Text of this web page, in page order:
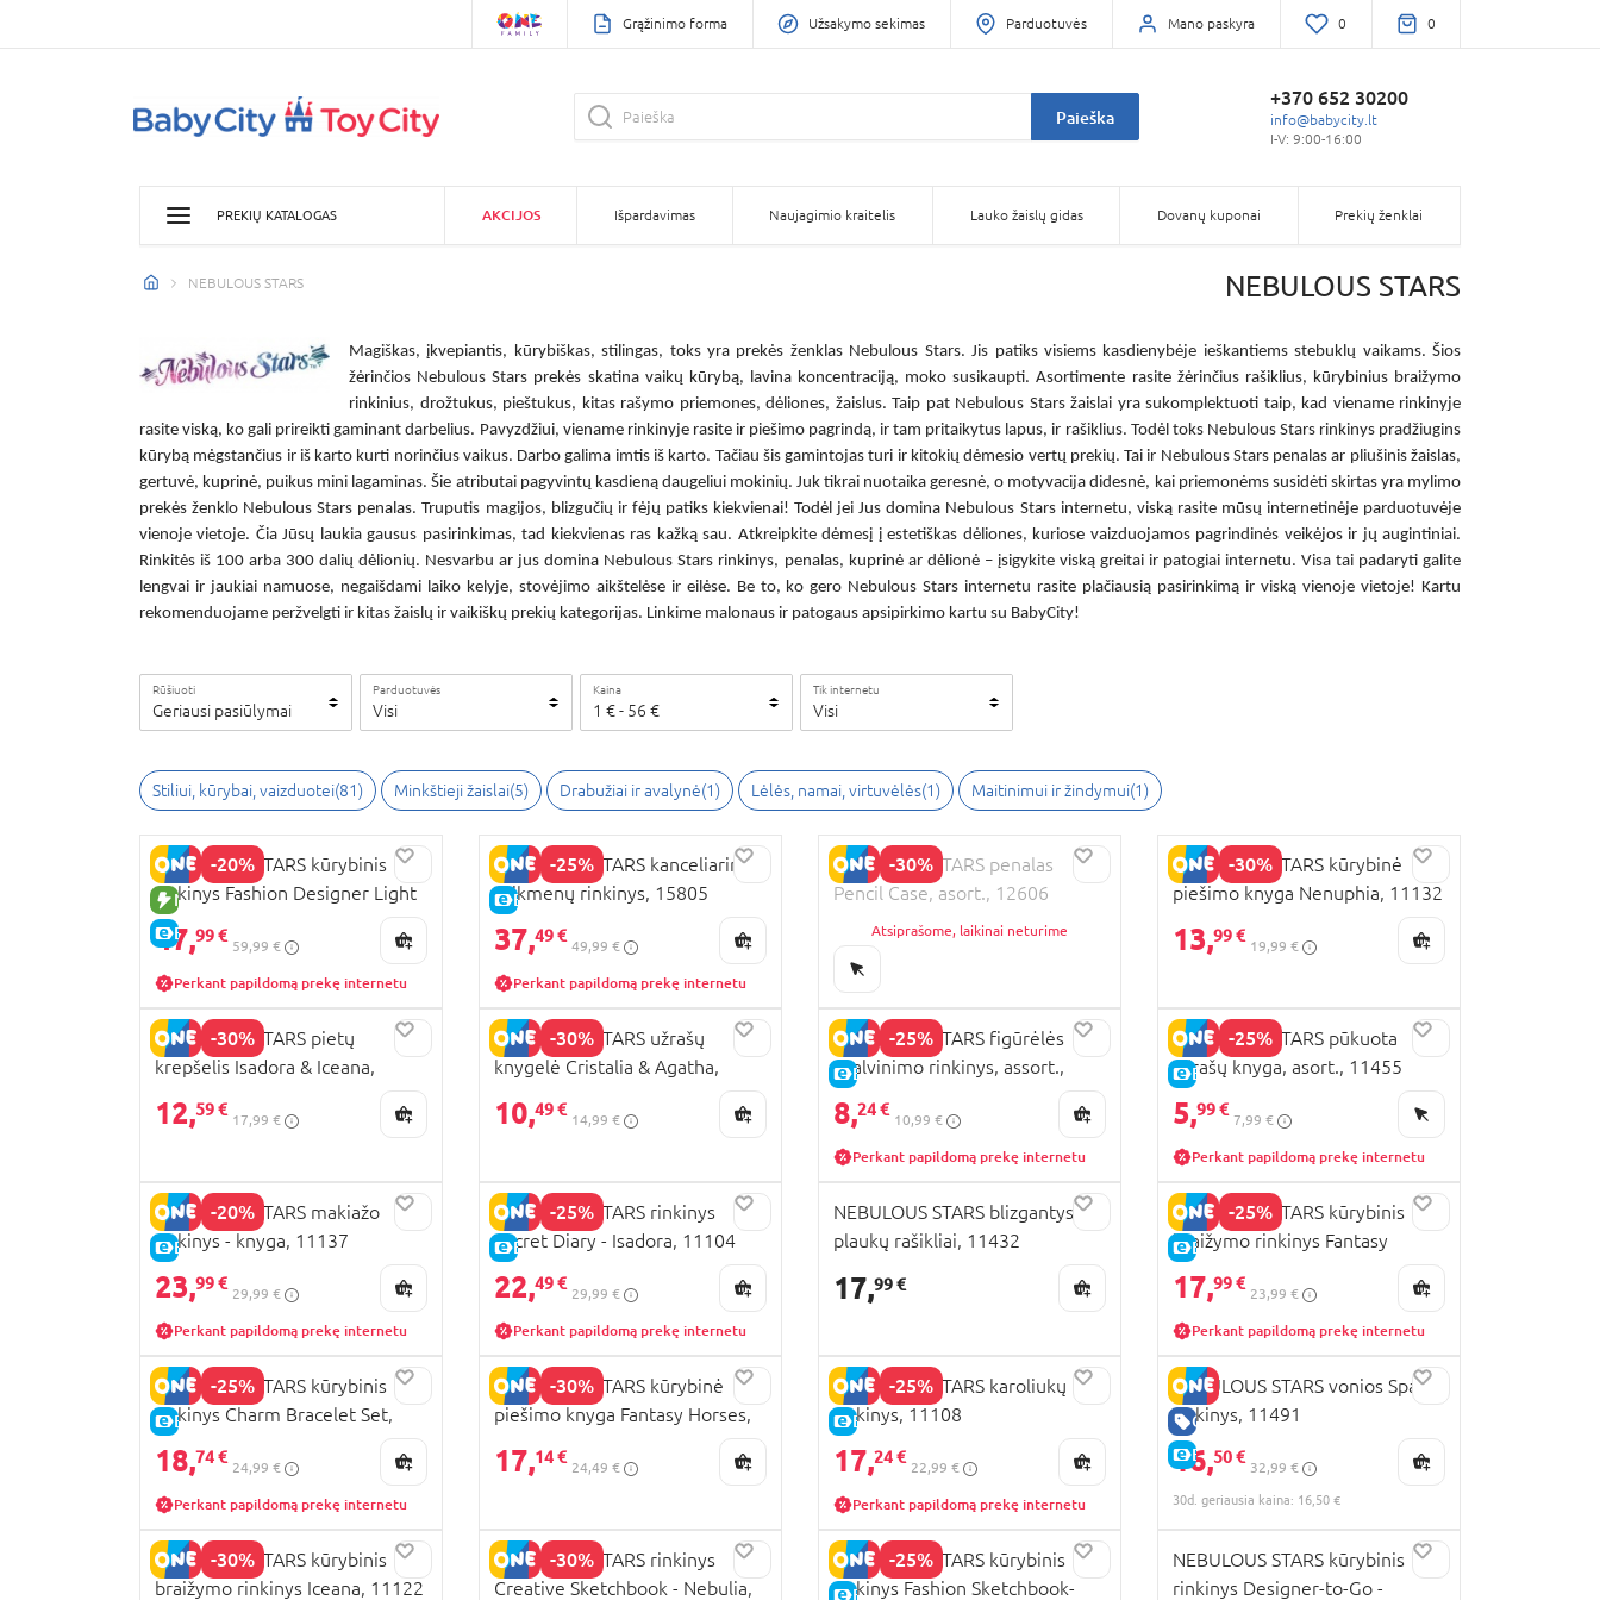
Grąžinimo forma Užsakymo sekimas Parduotuvės Mano paskyra 0 0
Paieška
+370 652 30200
info@babycity.lt
I-V: 9:00-16:00
PREKIŲ KATALOGAS AKCIJOS Išpardavimas Naujagimio kraitelis Lauko žaislų gidas Dovanų kuponai Prekių ženklai
NEBULOUS STARS NEBULOUS STARS
Magiškas, įkvepiantis, kūrybiškas, stilingas, toks yra prekės ženklas Nebulous Stars. Jis patiks visiems kasdienybėje ieškantiems stebuklų vaikams. Šios
žėrinčios Nebulous Stars prekės skatina vaikų kūrybą, lavina koncentraciją, moko susikaupti. Asortimente rasite žėrinčius rašiklius, kūrybinius braižymo
rinkinius, drožtukus, pieštukus, kitas rašymo priemones, dėliones, žaislus. Taip pat Nebulous Stars žaislai yra sukomplektuoti taip, kad viename rinkinyje
rasite viską, ko gali prireikti gaminant darbelius. Pavyzdžiui, viename rinkinyje rasite ir piešimo pagrindą, ir tam pritaikytus lapus, ir rašiklius. Todėl toks Nebulous Stars rinkinyspradžiugins
kūrybą mėgstančius ir iš karto kurti norinčius vaikus. Darbo galima imtis iš karto. Tačiau šis gamintojas turi ir kitokių dėmesio vertų prekių. Tai ir Nebulous Stars penalas ar pliušinis žaislas,
gertuvė, kuprinė, puikus mini lagaminas. Šie atributai pagyvintų kasdieną daugeliui mokinių. Juk tikrai nuotaika geresnė, o motyvacija didesnė, kai priemonėms susidėti skirtas yra mylimo
prekės ženklo Nebulous Stars penalas. Truputis magijos, blizgučių ir fėjų patiks kiekvienai! Todėl jei Jus domina Nebulous Stars internetu, viską rasite mūsų internetinėje parduotuvėje
vienoje vietoje. Čia Jūsų laukia gausus pasirinkimas, tad kiekvienas ras kažką sau. Atkreipkite dėmesį į estetiškas dėliones, kuriose vaizduojamos pagrindinės veikėjos ir jų augintiniai.
Rinkitės iš 100 arba 300 dalių dėlionių. Nesvarbu ar jus domina Nebulous Stars rinkinys, penalas, kuprinė ar dėlionė – įsigykite viską greitai ir patogiai internetu. Visa tai padaryti galite
lengvai ir jaukiai namuose, negaišdami laiko kelyje, stovėjimo aikštelėse ir eilėse. Be to, ko gero Nebulous Stars internetu rasite plačiausią pasirinkimą ir viską vienoje vietoje! Kartu
rekomenduojame peržvelgti ir kitas žaislų ir vaikiškų prekių kategorijas. Linkime malonaus ir patogaus apsipirkimo kartu su BabyCity!
Rūšiuoti
Geriausi pasiūlymai
Parduotuvės
Visi
Kaina
1 €- 56 €
Tik internetu
Visi
Stiliui, kūrybai, vaizduotei(81) Minkštieji žaislai(5) Drabužiai ir avalynė(1) Lėlės, namai, virtuvėlės(1) Maitinimui ir žindymui(1)
-20%
NAUJA PREKĖ
E-KAINA
NEBULOUS STARS kūrybinis
rinkinys Fashion Designer Light
Pad, 11214
47,99 €
59,99 €
Perkant papildomą prekę internetu
-25%
E-KAINA
NEBULOUS STARS kanceliarinių
reikmenų rinkinys, 15805
37,49 €
49,99 €
Perkant papildomą prekę internetu
-30%
NEBULOUS STARS penalas
Pencil Case, asort., 12606
Atsiprašome, laikinai neturime
-30%
NEBULOUS STARS kūrybinė
piešimo knyga Nenuphia, 11132
13,99 €
19,99 €
-30%
NEBULOUS STARS pietų
krepšelis Isadora & Iceana,
12,59 €
17,99 €
-30%
NEBULOUS STARS užrašų
knygelė Cristalia & Agatha,
10,49 €
14,99 €
-25%
E-KAINA
NEBULOUS STARS figūrėlės
spalvinimo rinkinys, assort.,
11414
8,24 €
10,99 €
Perkant papildomą prekę internetu
-25%
E-KAINA
NEBULOUS STARS pūkuota
užrašų knyga, asort., 11455
5,99 €
7,99 €
Perkant papildomą prekę internetu
-20%
E-KAINA
NEBULOUS STARS makiažo
rinkinys - knyga, 11137
23,99 €
29,99 €
Perkant papildomą prekę internetu
-25%
E-KAINA
NEBULOUS STARS rinkinys
Secret Diary - Isadora, 11104
22,49 €
29,99 €
Perkant papildomą prekę internetu
NEBULOUS STARS blizgantys
plaukų rašikliai, 11432
17,99 €
-25%
E-KAINA
NEBULOUS STARS kūrybinis
braižymo rinkinys Fantasy
Horses, 11371
17,99 €
23,99 €
Perkant papildomą prekę internetu
-25%
E-KAINA
NEBULOUS STARS kūrybinis
rinkinys Charm Bracelet Set,
11147
18,74 €
24,99 €
Perkant papildomą prekę internetu
-30%
NEBULOUS STARS kūrybinė
piešimo knyga Fantasy Horses,
17,14 €
24,49 €
-25%
E-KAINA
NEBULOUS STARS karoliukų
rinkinys, 11108
17,24 €
22,99 €
Perkant papildomą prekę internetu
GERA KAINA
E-KAINA
NEBULOUS STARS vonios Spa
rinkinys, 11491
16,50 €
32,99 €
30d. geriausia kaina: 16,50 €
-30%
NEBULOUS STARS kūrybinis
braižymo rinkinys Iceana, 11122
-30%
NEBULOUS STARS rinkinys
Creative Sketchbook - Nebulia,
-25%
E-KAINA
NEBULOUS STARS kūrybinis
rinkinys Fashion Sketchbook-
NEBULOUS STARS kūrybinis
rinkinys Designer-to-Go -